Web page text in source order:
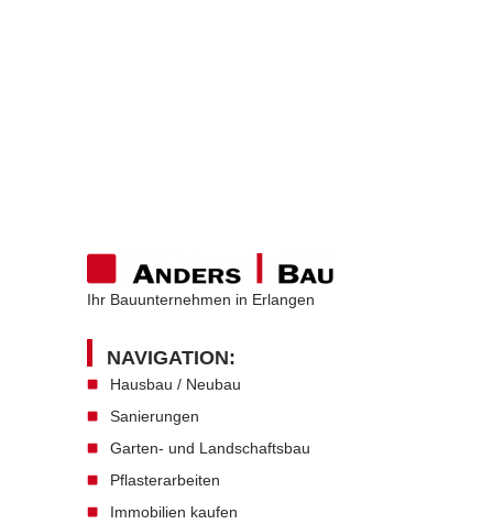
Ihr Bauunternehmen in Erlangen
NAVIGATION:
Hausbau / Neubau
Sanierungen
Garten- und Landschaftsbau
Pflasterarbeiten
Immobilien kaufen